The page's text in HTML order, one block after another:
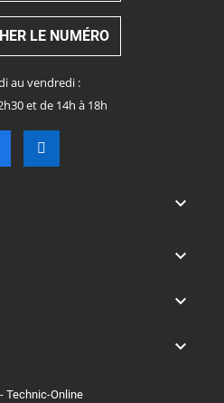
LE NUMÉRO
au vendredi :
et de 14h à 18h




Technic-Online